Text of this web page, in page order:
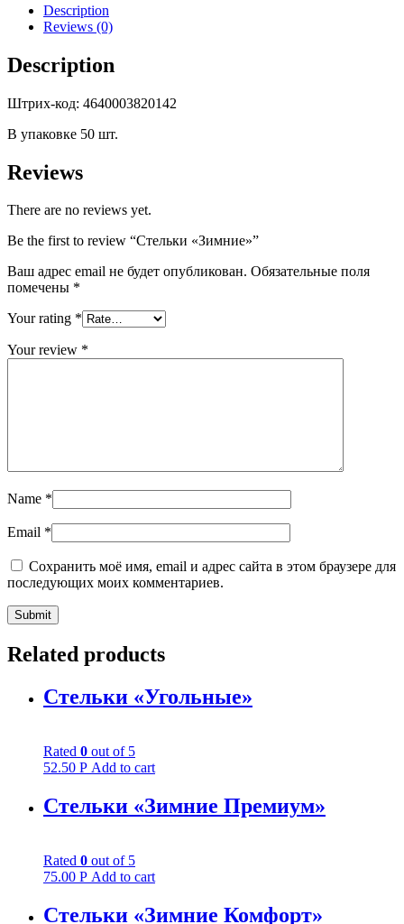
Description
Reviews (0)
Description
Штрих-код: 4640003820142
В упаковке 50 шт.
Reviews
There are no reviews yet.
Be the first to review “Стельки «Зимние»”
Ваш адрес email не будет опубликован. Обязательные поля
помечены *
Your rating *
Your review *
Name *
Email *
Сохранить моё имя, email и адрес сайта в этом браузере для
последующих моих комментариев.
Related products
Стельки «Угольные»
Rated 0 out of 5
52.50 Р Add to cart
Стельки «Зимние Премиум»
Rated 0 out of 5
75.00 Р Add to cart
Стельки «Зимние Комфорт»